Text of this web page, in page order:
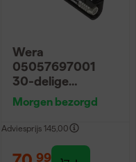
Wera
05057697001
30-delige
Bitcheck
Impaktor 2 bitset
- PH/PZ/TX/HX
Morgen bezorgd
Adviesprijs 145,00
99